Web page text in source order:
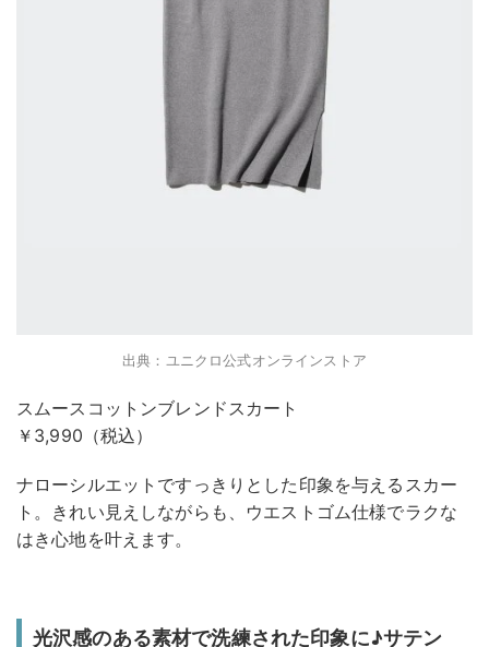
出典：ユニクロ公式オンラインストア
スムースコットンブレンドスカート
￥3,990（税込）
ナローシルエットですっきりとした印象を与えるスカー
ト。きれい見えしながらも、ウエストゴム仕様でラクな
はき心地を叶えます。
光沢感のある素材で洗練された印象に♪サテン